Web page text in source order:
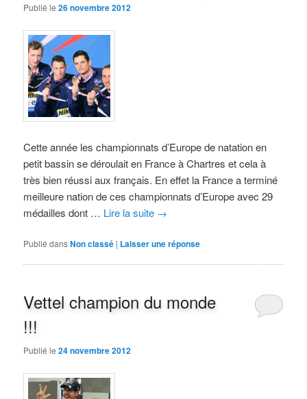
Publié le26 novembre 2012
Cette année les championnats d’Europe de natation en
petit bassin se déroulait en France à Chartres et cela à
très bien réussi aux français. En effet la France a terminé
meilleure nation de ces championnats d’Europe avec 29
médailles dont … Lire la suite →
Publié dansNon classé | Laisser une réponse
Vettel champion du monde
!!!
Publié le24 novembre 2012